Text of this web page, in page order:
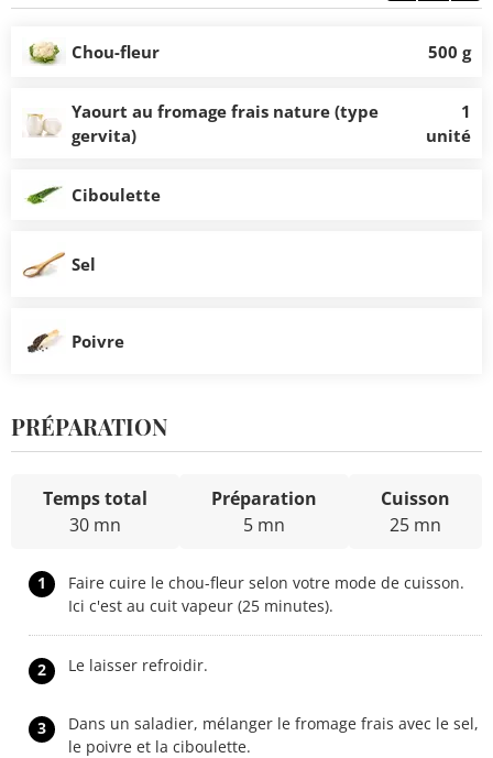
Chou-fleur 500 g
Yaourt au fromage frais nature (type
gervita)
1
unité
Ciboulette
Sel
Poivre
PRÉPARATION
Temps total
30 mn
Préparation
5 mn
Cuisson
25 mn
1
Faire cuire le chou-fleur selon votre mode de cuisson.
Ici c'est au cuit vapeur (25 minutes).
2 Le laisser refroidir.
3
Dans un saladier, mélanger le fromage frais avec le sel,
le poivre et la ciboulette.